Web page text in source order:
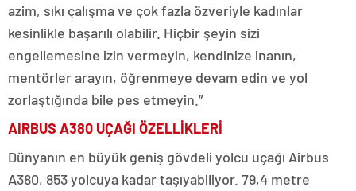
azim, sıkı çalışma ve çok fazla özveriyle kadınlar
kesinlikle başarılı olabilir. Hiçbir şeyin sizi
engellemesine izin vermeyin, kendinize inanın,
mentörler arayın, öğrenmeye devam edin ve yol
zorlaştığında bile pes etmeyin.”
AIRBUS A380 UÇAĞI ÖZELLİKLERİ
Dünyanın en büyük geniş gövdeli yolcu uçağı Airbus
A380, 853 yolcuya kadar taşıyabiliyor. 79,4 metre